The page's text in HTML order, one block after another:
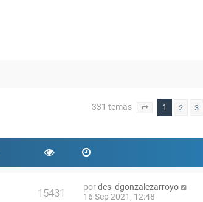
331 temas Página 1de 7
1 2 3
15431 pordes_dgonzalezarroyo
16 Sep 2021, 12:48